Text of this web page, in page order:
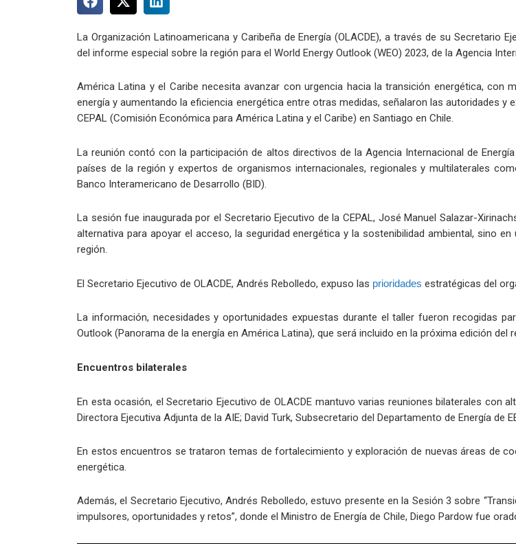
La Organización Latinoamericana y Caribeña de Energía (OLACDE), a través de su Secretario
del informe especial sobre la región para el World Energy Outlook (WEO) 2023, de la Agencia
América Latina y el Caribe necesita avanzar con urgencia hacia la transición energética, con
energía y aumentando la eficiencia energética entre otras medidas, señalaron las autoridades
CEPAL (Comisión Económica para América Latina y el Caribe) en Santiago en Chile.
La reunión contó con la participación de altos directivos de la Agencia Internacional de
países de la región y expertos de organismos internacionales, regionales y multilaterales
Banco Interamericano de Desarrollo (BID).
La sesión fue inaugurada por el Secretario Ejecutivo de la CEPAL, José Manuel Salazar-
alternativa para apoyar el acceso, la seguridad energética y la sostenibilidad ambiental, sino
región.
El Secretario Ejecutivo de OLACDE, Andrés Rebolledo, expuso las prioridades estratégicas del
La información, necesidades y oportunidades expuestas durante el taller fueron recogidas
Outlook (Panorama de la energía en América Latina), que será incluido en la próxima edición del
Encuentros bilaterales
En esta ocasión, el Secretario Ejecutivo de OLACDE mantuvo varias reuniones bilaterales con
Directora Ejecutiva Adjunta de la AIE; David Turk, Subsecretario del Departamento de Energía de
En estos encuentros se trataron temas de fortalecimiento y exploración de nuevas áreas de
energética.
Además, el Secretario Ejecutivo, Andrés Rebolledo, estuvo presente en la Sesión 3 sobre
impulsores, oportunidades y retos”, donde el Ministro de Energía de Chile, Diego Pardow fue